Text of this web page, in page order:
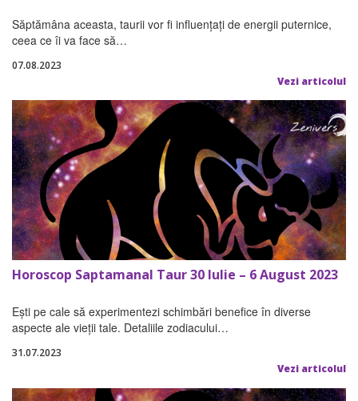
Săptămâna aceasta, taurii vor fi influențați de energii puternice,
ceea ce îi va face să…
07.08.2023
Vezi articolul
Horoscop Saptamanal Taur 30 Iulie – 6 August 2023
Ești pe cale să experimentezi schimbări benefice în diverse
aspecte ale vieții tale. Detaliile zodiacului…
31.07.2023
Vezi articolul